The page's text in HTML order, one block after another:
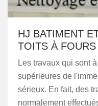
HJ BATIMENT
TOITS À
Les travaux qui sont
supérieures de
sérieux. En fait, des
normalement